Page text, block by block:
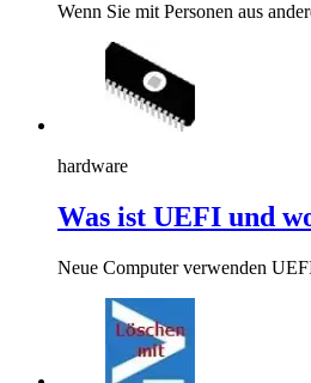
Wenn Sie mit Personen aus
hardware
Was ist UEFI und
Neue Computer verwenden